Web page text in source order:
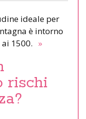
ideale per
è intorno
1500. »
rischi